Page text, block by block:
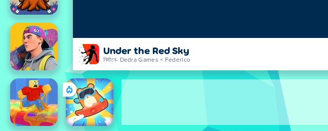
Under the Red Sky
নির্মানে- Dedra Games × Federico